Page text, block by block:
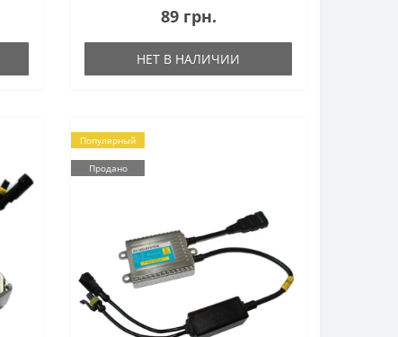
89 грн.
НЕТ В НАЛИЧИИ
Популярный
Продано